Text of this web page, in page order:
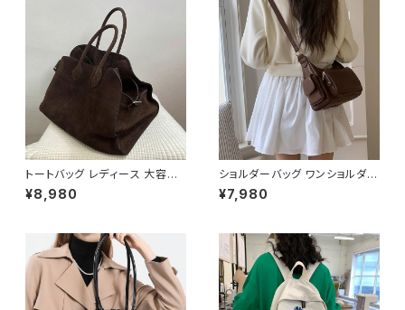
サイズ K-B0272
容量バッグ 軽量バッグ おしゃれ
バッグ ブラック グリーン カーキ
K-B0293
トートバッグ レディース 大容量
レザー調 ビッグバッグ シンプル
肩掛けバッグ 通勤バッグ 通学バ
B0280
¥8,980
ショルダーバッグ ワンショルダー
バッグ レディース バッグ 肩掛け
斜めがけ クロスボディ おしゃれ
夏コーデ K-B0212
¥7,980